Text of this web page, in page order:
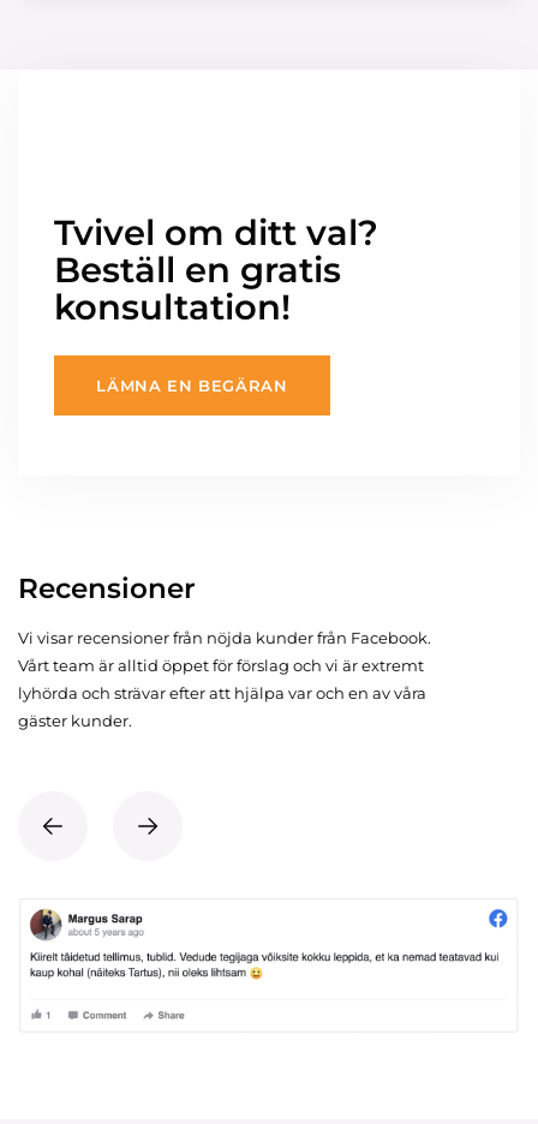
Tvivel om ditt val?
Beställ en gratis
konsultation!
LÄMNA EN BEGÄRAN
Recensioner
Vi visar recensioner från nöjda kunder från Facebook.
Vårt team är alltid öppet för förslag och vi är extremt
lyhörda och strävar efter att hjälpa var och en av våra
gäster kunder.